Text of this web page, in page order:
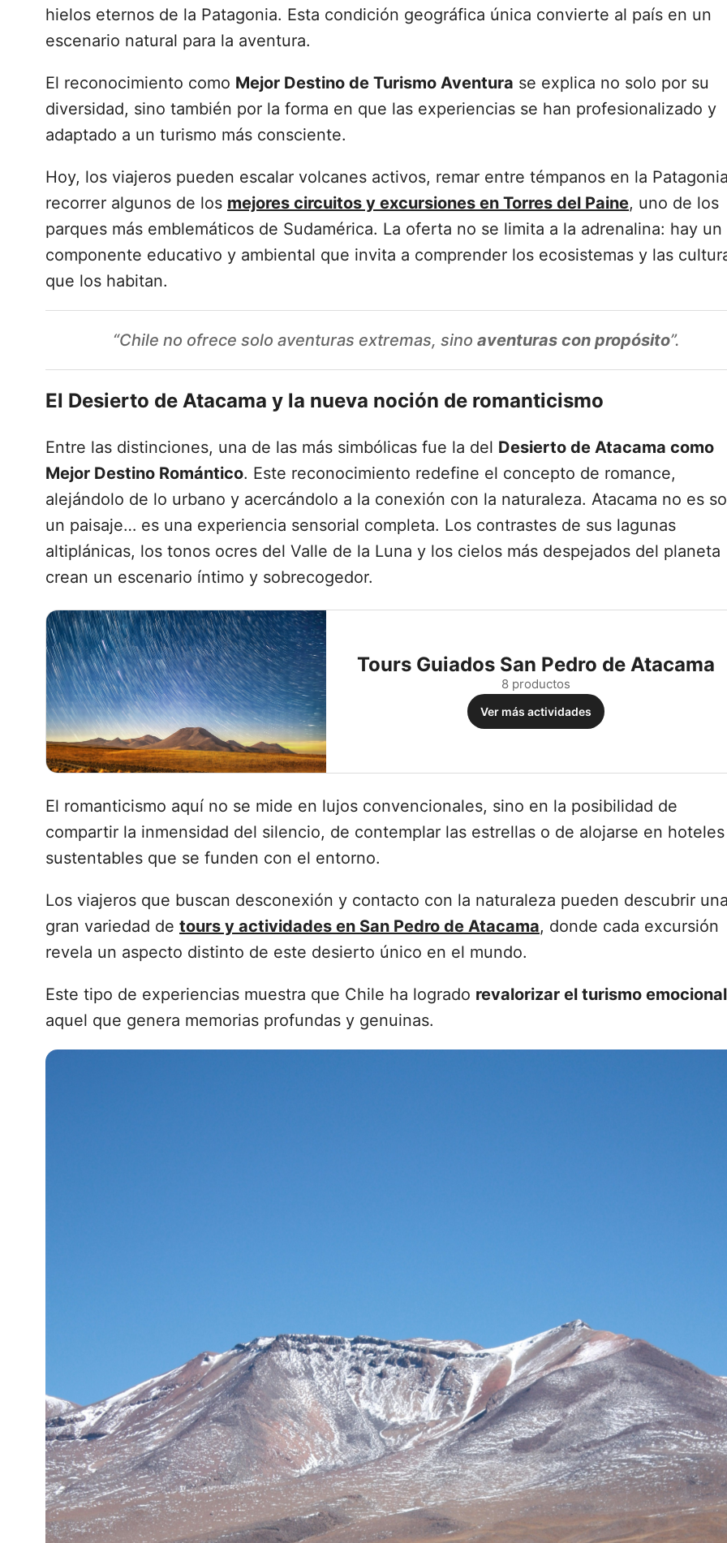
hielos eternos de la Patagonia. Esta condición geográfica única convierte al país en un
escenario natural para la aventura.
El reconocimiento como Mejor Destino de Turismo Aventura se explica no solo por su
diversidad, sino también por la forma en que las experiencias se han profesionalizado y
adaptado a un turismo más consciente.
Hoy, los viajeros pueden escalar volcanes activos, remar entre témpanos en la
recorrer algunos de los mejores circuitos y excursiones en Torres del Paine, uno de los
parques más emblemáticos de Sudamérica. La oferta no se limita a la adrenalina: hay un
componente educativo y ambiental que invita a comprender los ecosistemas y las
que los habitan.
“Chile no ofrece solo aventuras extremas, sino aventuras con propósito”.
El Desierto de Atacama y la nueva noción de romanticismo
Entre las distinciones, una de las más simbólicas fue la del Desierto de Atacama como
Mejor Destino Romántico. Este reconocimiento redefine el concepto de romance,
alejándolo de lo urbano y acercándolo a la conexión con la naturaleza. Atacama no es
un paisaje… es una experiencia sensorial completa. Los contrastes de sus lagunas
altiplánicas, los tonos ocres del Valle de la Luna y los cielos más despejados del planeta
crean un escenario íntimo y sobrecogedor.
Tours Guiados San Pedro de Atacama
8 productos
Ver más actividades
El romanticismo aquí no se mide en lujos convencionales, sino en la posibilidad de
compartir la inmensidad del silencio, de contemplar las estrellas o de alojarse en hoteles
sustentables que se funden con el entorno.
Los viajeros que buscan desconexión y contacto con la naturaleza pueden descubrir
gran variedad de tours y actividades en San Pedro de Atacama, donde cada excursión
revela un aspecto distinto de este desierto único en el mundo.
Este tipo de experiencias muestra que Chile ha logrado revalorizar el turismo emocional
aquel que genera memorias profundas y genuinas.